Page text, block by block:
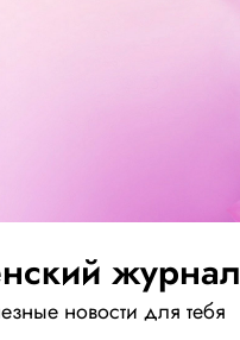
журнал
новости для тебя